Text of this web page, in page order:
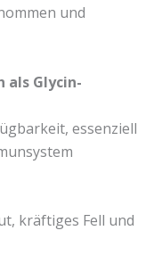
und
als Glycin-
essenziell
kräftiges Fell und